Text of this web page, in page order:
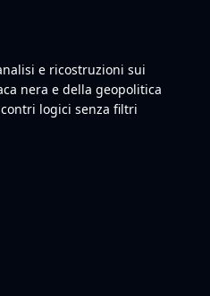
e ricostruzioni sui
nera e della geopolitica
logici senza filtri